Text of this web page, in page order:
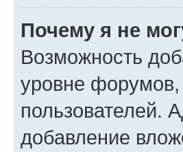
Почему я не
Возможность
уровне форумов,
пользователей.
добавление